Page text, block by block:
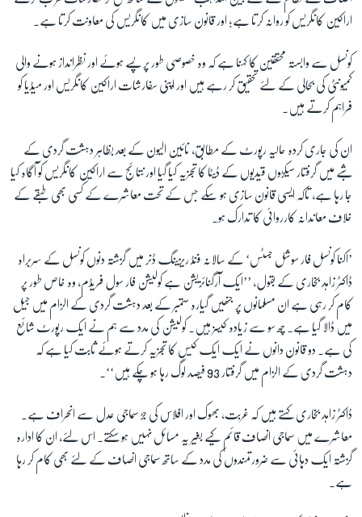
اراکین کانگریس کو روانہ کرتا ہے؛ اور قانون سازی میں کانگریس کی معاونت کرتا ہے۔
کونسل سے وابستہ محققین کا کہنا ہے کہ وہ خصوصی طور پر پسے ہوئے اور نظرانداز ہونے والی
کمیونٹی کی بحالی کے لئے تحقیق کر رہے ہیں اور اپنی سفارشات اراکین کانگریس اور میڈیا کو
فراہم کرتے ہیں۔
ان کی جاری کردہ حالیہ رپورٹ کے مطابق، نائین الیون کے بعد بظاہر دہشت گردی کے
شبے میں گرفتار سیکڑوں قیدیوں کے ڈیٹا کا تجزیہ کیا گیا اور نتائج سے اراکین کانگریس کو آگاہ کیا
جا رہا ہے، تاکہ ایسی قانون سازی ہو سکے جس کے تحت معاشرے کے کسی بھی طبقے کے
خلاف معاندانہ کارروائی کا تدارک ہو۔
’اکنا کونسل فار سوشل جسٹس‘ کے سالانہ فنڈ ریزینگ ڈنر میں گزشتہ دنوں کونسل کے سربراہ
ڈاکٹر زاہد بخاری کے بقول ، ’’ایک آرگنائزیشن ہے کولیشن فار سول فریڈم، وہ خاص طور پر
کام کر رہی ہے ان مسلمانوں پر جنھیں گیارہ ستمبر کے بعد دہشت گردی کے الزام میں جیل
میں ڈالا گیا ہے۔ چھ سو سے زیادہ کیسز ہیں۔ کولیشن کی مدد سے ہم نے ایک رپورٹ شائع
کی ہے۔ دو قانون دانوں نے ایک ایک کیس کا تجزیہ کرتے ہوئے ثابت کیا ہے کہ
دہشت گردی کے الزام میں گرفتار 93 فیصد لوگ رہا ہو چکے ہیں‘‘۔
ڈاکٹر زاہد بخاری کہتے ہیں کہ غربت، بھوک اور افلاس کی جڑ سماجی عدل سے انحراف ہے۔
معاشرے میں سماجی انصاف قائم کیے بغیر یہ مسائل نہیں ہو سکتے۔ اس لئے، ان کا ادارہ
گزشتہ ایک دہائی سے ضرورتمندوں کی مدد کے ساتھ سماجی انصاف کے لئے بھی کام کر رہا
ہے۔